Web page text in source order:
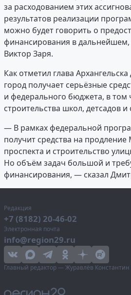
за расходованием этих
результатов реализации
можно будет говорить о
финансирования в
Виктор Заря.
Как отметил глава
город получает серьёзные
и федерального бюджета, в
строительства школ, детсадов
— В рамках федеральной
получит средства на продление
проспекта и строительство
Но объём задач большой и
финансирования, — сказал
Редакция
+7 (8182) 20-46-02
Электронная почта
info@region29.ru
Главный редактор — Журавлёв